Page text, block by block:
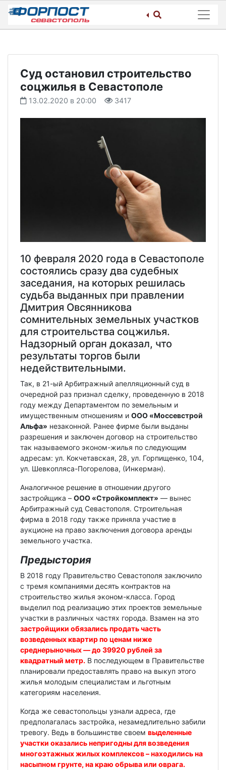
Skip
content
Суд остановил строительство
соцжилья в Севастополе
13.02.2020 в 20:00 3417
10 февраля 2020 года в Севастополе
состоялись сразу два судебных
заседания, на которых решилась
судьба выданных при правлении
Дмитрия Овсянникова
сомнительных земельных участков
для строительства соцжилья.
Надзорный орган доказал, что
результаты торгов были
недействительными.
Так, в 21-ый Арбитражный апелляционный суд в
очередной раз признал сделку, проведенную в 2018
году между Департаментом по земельным и
имущественным отношениям и ООО «Моссевстрой
Альфа» незаконной. Ранее фирме были выданы
разрешения и заключен договор на строительство
так называемого эконом-жилья по следующим
адресам: ул. Кокчетавская, 28, ул. Горпищенко, 104,
ул. Шевкопляса-Погорелова, (Инкерман).
Аналогичное решение в отношении другого
застройщика – ООО «Стройкомплект» — вынес
Арбитражный суд Севастополя. Строительная
фирма в 2018 году также приняла участие в
аукционе на право заключения договора аренды
земельного участка.
Предыстория
В 2018 году Правительство Севастополя заключило
с тремя компаниями десять контрактов на
строительство жилья эконом-класса. Город
выделил под реализацию этих проектов земельные
участки в различных частях города. Взамен на это
застройщики обязались продать часть
возведенных квартир по ценам ниже
среднерыночных — до 39920 рублей за
квадратный метр. В последующем в Правительстве
планировали предоставлять право на выкуп этого
жилья молодым специалистам и льготным
категориям населения.
Когда же севастопольцы узнали адреса, где
предполагалась застройка, незамедлительно забили
тревогу. Ведь в большинстве своем выделенные
участки оказались непригодны для возведения
многоэтажных жилых комплексов – находились на
насыпном грунте, на краю обрыва или оврага.